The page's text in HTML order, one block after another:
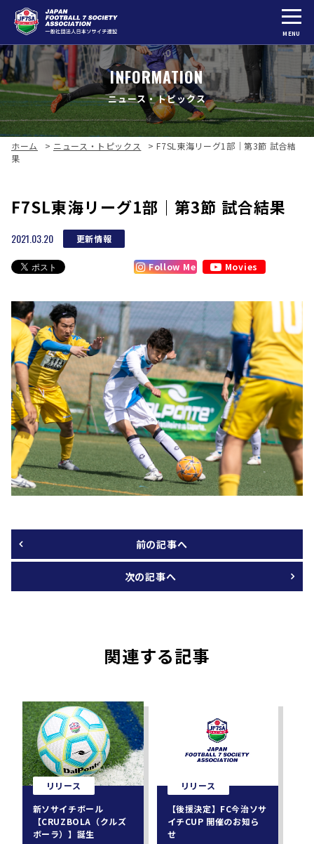
MENU
INFORMATION
ニュース・トピックス
ホーム > ニュース・トピックス >F7SL東海リーグ1部｜第3節 試合結
果
F7SL東海リーグ1部｜第3節 試合結果
2021.03.20 更新情報
Follow Me Movies
前の記事へ
次の記事へ
関連する記事
リリース
新ソサイチボール
【CRUZBOLA（クルズ
ボーラ）】誕生
リリース
【後援決定】FC今治ソサ
イチCUP 開催のお知ら
せ